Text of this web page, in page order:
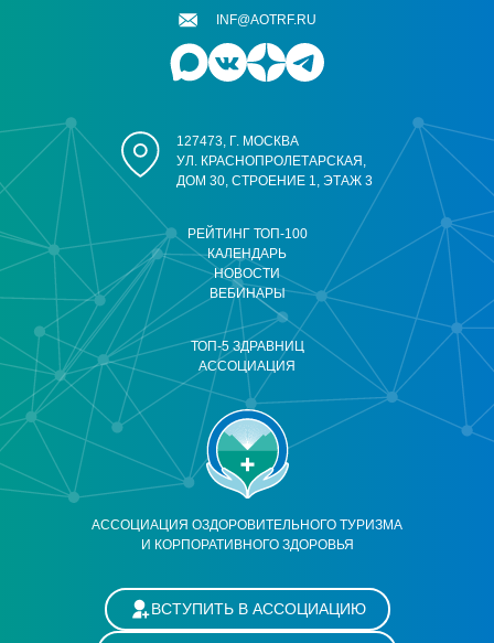
АССОЦИАЦИЯ ОЗДОРОВИТЕЛЬНОГО ТУРИЗМА
И КОРПОРАТИВНОГО ЗДОРОВЬЯ
РЕЙТИНГ ТОП-100
КАЛЕНДАРЬ
НОВОСТИ
ВЕБИНАРЫ
ТОП-5 ЗДРАВНИЦ
АССОЦИАЦИЯ
127473, Г. МОСКВА
УЛ. КРАСНОПРОЛЕТАРСКАЯ,
ДОМ 30, СТРОЕНИЕ 1, ЭТАЖ 3
INF@AOTRF.RU
ВСТУПИТЬ В АССОЦИАЦИЮ